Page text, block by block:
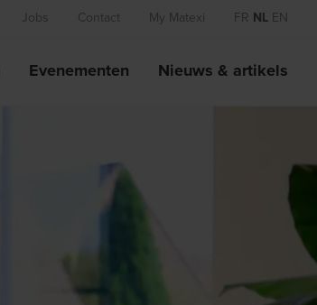
Jobs Contact My Matexi FR NL EN
Evenementen Nieuws & artikels